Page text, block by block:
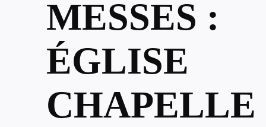
MESSES :
ÉGLISE
CHAPELLE